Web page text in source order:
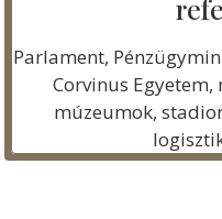
Parlament,
Corvinus
múzeumok,